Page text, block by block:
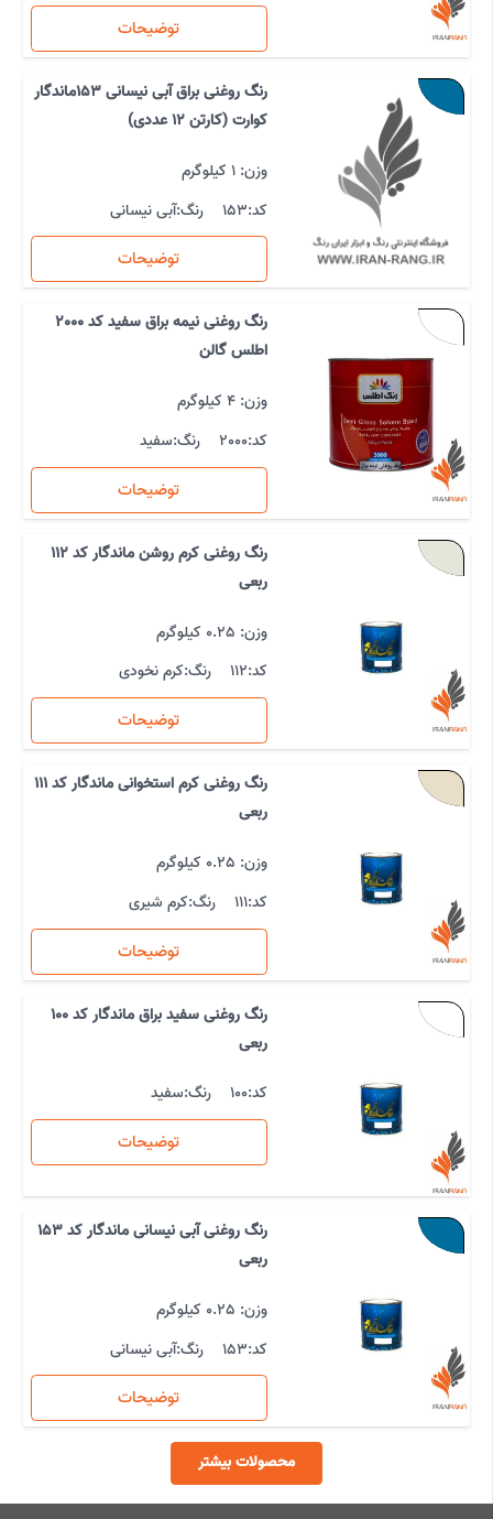
توضیحات
رنگ روغنی براق آبی نیسانی 153ماندگار
کوارت (کارتن 12 عددی)
وزن: 1 کیلوگرم
کد:153 رنگ:آبی نیسانی
توضیحات
رنگ روغنی نیمه براق سفید کد 2000
اطلس گالن
وزن: 4 کیلوگرم
کد:2000 رنگ:سفید
توضیحات
رنگ روغنی کرم روشن ماندگار کد 112
ربعی
وزن: 0.25 کیلوگرم
کد:112 رنگ:کرم نخودی
توضیحات
رنگ روغنی کرم استخوانی ماندگار کد 111
ربعی
وزن: 0.25 کیلوگرم
کد:111 رنگ:کرم شیری
توضیحات
رنگ روغنی سفید براق ماندگار کد 100
ربعی
کد:100 رنگ:سفید
توضیحات
رنگ روغنی آبی نیسانی ماندگار کد 153
ربعی
وزن: 0.25 کیلوگرم
کد:153 رنگ:آبی نیسانی
توضیحات
محصولات بیشتر